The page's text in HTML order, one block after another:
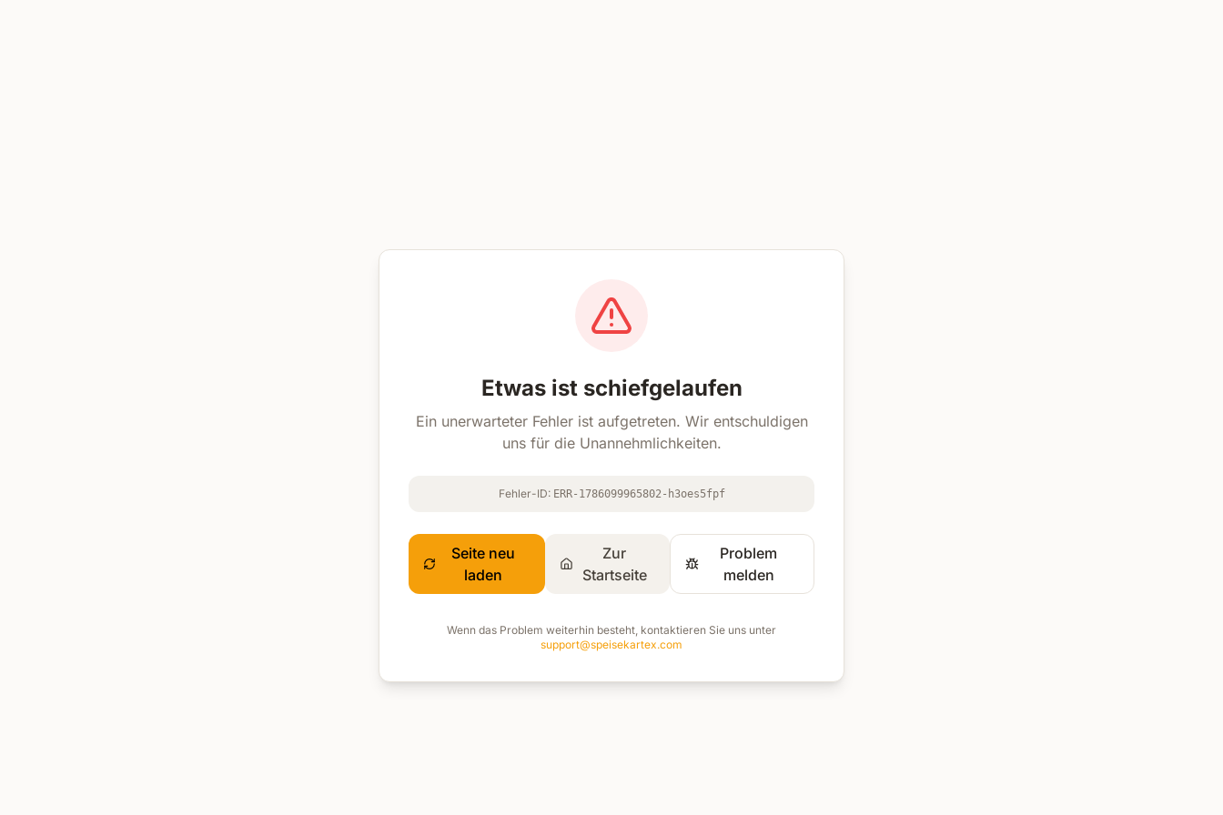
Etwas ist schiefgelaufen
Ein unerwarteter Fehler ist aufgetreten. Wir entschuldigen
uns für die Unannehmlichkeiten.
Fehler-ID: ERR-1786099965802-h3oes5fpf
Seite neu
laden
Zur
Startseite
Problem
melden
Wenn das Problem weiterhin besteht, kontaktieren Sie uns unter
support@speisekartex.com